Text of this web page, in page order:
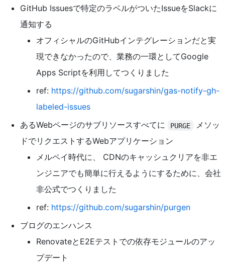
GitHub Issuesで特定のラベルがついたIssueをSlackに
通知する
オフィシャルのGitHubインテグレーションだと実
現できなかったので、業務の一環としてGoogle
Apps Scriptを利用してつくりました
ref: https://github.com/sugarshin/gas-notify-gh-
labeled-issues
あるWebページのサブリソースすべてに
PURGE
メソッ
ドでリクエストするWebアプリケーション
メルペイ時代に、 CDNのキャッシュクリアを非エ
ンジニアでも簡単に行えるようにするために、会社
非公式でつくりました
ref: https://github.com/sugarshin/purgen
ブログのエンハンス
RenovateとE2Eテストでの依存モジュールのアッ
プデート